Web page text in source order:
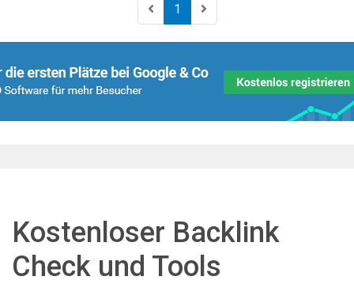
1
Kostenloser Backlink
Check und Tools